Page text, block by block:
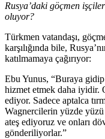
Rusya’daki göçmen
oluyor?
Türkmen vatandaşı,
karşılığında bile,
katılmamaya çağırıyor:
Ebu Yunus, “Buraya
hizmet etmek daha iyidir.
ediyor. Sadece aptalca
Wagnercilerin yüzde
ateş ediyoruz ve onları
gönderiliyorlar.”